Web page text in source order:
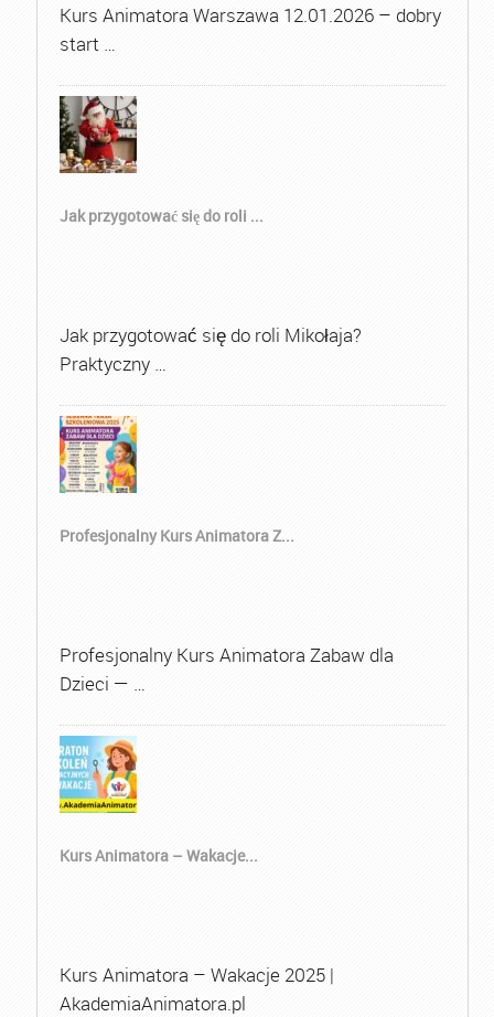
Kurs Animatora Warszawa 12.01.2026 – dobry
start …
Jak przygotować się do roli ...
Jak przygotować się do roli Mikołaja?
Praktyczny …
Profesjonalny Kurs Animatora Z...
Profesjonalny Kurs Animatora Zabaw dla
Dzieci — …
Kurs Animatora – Wakacje...
Kurs Animatora – Wakacje 2025 |
AkademiaAnimatora.pl